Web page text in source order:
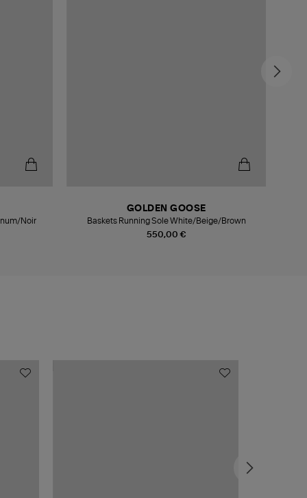
Noir
550,00 €
GOLDEN GOOSE
Baskets Running Sole White/Beige/Brown